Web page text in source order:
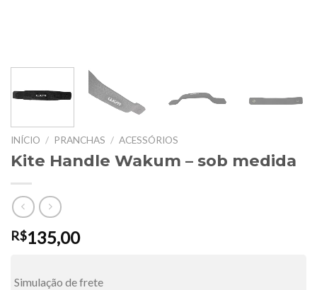
INÍCIO / PRANCHAS / ACESSÓRIOS
Kite Handle Wakum – sob medida
R$135,00
Simulação de frete